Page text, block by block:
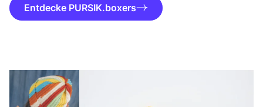
Entdecke PURSIK.boxers